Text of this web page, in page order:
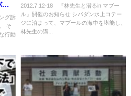
グ訴
そ
行動
2012.7.12-18 『林先生と潜るin マブー
ル』開催のお知らせ シパダン水上コテー
ジに泊まって、マブールの海中を堪能し、
林先生の講...